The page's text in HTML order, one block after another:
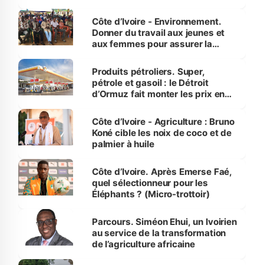
Côte d’Ivoire - Environnement.
Donner du travail aux jeunes et
aux femmes pour assurer la
menacées
Produits pétroliers. Super,
pétrole et gasoil : le Détroit
d’Ormuz fait monter les prix en
Côte d’Ivoire - Agriculture : Bruno
Koné cible les noix de coco et de
palmier à huile
Côte d’Ivoire. Après Emerse Faé,
quel sélectionneur pour les
Éléphants ? (Micro-trottoir)
Parcours. Siméon Ehui, un Ivoirien
au service de la transformation
de l’agriculture africaine